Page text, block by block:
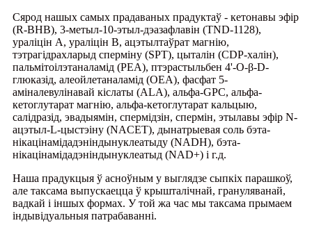
Сярод нашых самых прадаваных прадуктаў - кетонавы эфір
(R-BHB), 3-метыл-10-этыл-дэазафлавін (TND-1128),
ураліцін А, ураліцін B, ацэтылтаўрат магнію,
тэтрагідрахларыд сперміну (SPT), цыталін (CDP-халін),
пальмітоілэтаналамід (PEA), птэрастыльбен 4'-O-β-D-
глюказід, алеойлетаналамід (OEA), фасфат 5-
аміналевулінавай кіслаты (ALA), альфа-GPC, альфа-
кетоглутарат магнію, альфа-кетоглутарат кальцыю,
салідразід, эвадыямін, спермідзін, спермін, этылавы эфір N-
ацэтыл-L-цыстэіну (NACET), дынатрыевая соль бэта-
нікацінамідадэніндынуклеатыду (NADH), бэта-
нікацінамідадэніндынуклеатыд (NAD+) і г.д.
Наша прадукцыя ў асноўным у выглядзе сыпкіх парашкоў,
але таксама выпускаецца ў крышталічнай, грануляванай,
вадкай і іншых формах. У той жа час мы таксама прымаем
індывідуальныя патрабаванні.